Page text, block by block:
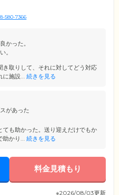
580-7366
かった。
。
き取りして、それに対してどう対応
に施設... 続きを見る
があった
も助かった。送り迎えだけでもか
助かり... 続きを見る
料金見積もり
※2026/08/03更新